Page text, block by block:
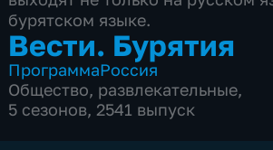
бурятском языке.
Вести. Бурятия
ПрограммаРоссия
Общество, развлекательные,
5 сезонов, 2541 выпуск